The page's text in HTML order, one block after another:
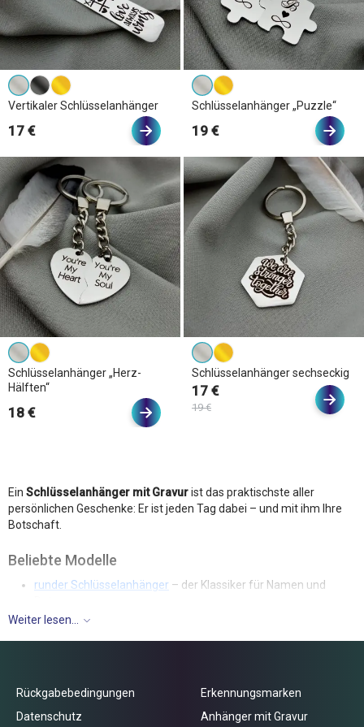
Vertikaler Schlüsselanhänger
17 €
Schlüsselanhänger „Puzzle“
19 €
Schlüsselanhänger „Herz-
Hälften“
18 €
Schlüsselanhänger sechseckig
17 €
19 €
Ein Schlüsselanhänger mit Gravurist das praktischste aller
persönlichen Geschenke: Er ist jeden Tag dabei – und mit ihm Ihre
Botschaft.
Beliebte Modelle
runder Schlüsselanhänger – der Klassiker für Namen und
rechteckiger Schlüsselanhänger
Gravur-Ideen
Weiter lesen...
Rückgabebedingungen
Datenschutz
Erkennungsmarken
Anhänger mit Gravur